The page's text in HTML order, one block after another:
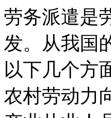
劳务派遣是
发。从我国
以下几个方
农村劳动力